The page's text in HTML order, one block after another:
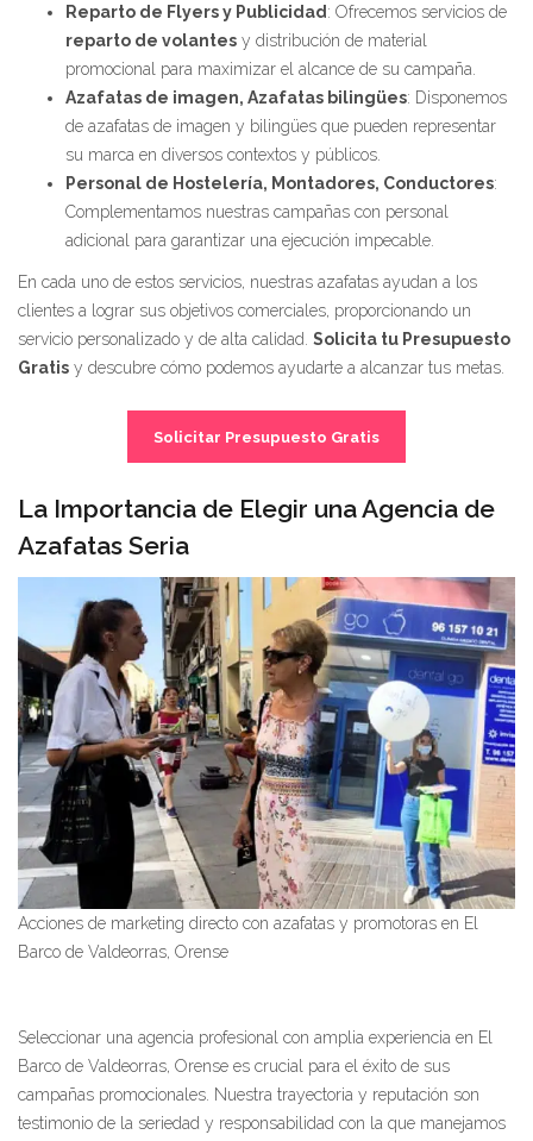
Reparto de Flyers y Publicidad : Ofrecemos servicios de
reparto de volantes y distribución de material
promocional para maximizar el alcance de su campaña.
Azafatas de imagen, Azafatas bilingües: Disponemos
de azafatas de imagen y bilingües que pueden representar
su marca en diversos contextos y públicos.
Personal de Hostelería, Montadores, Conductores:
Complementamos nuestras campañas con personal
adicional para garantizar una ejecución impecable.
En cada uno de estos servicios, nuestras azafatas ayudan a los
clientes a lograr sus objetivos comerciales, proporcionando un
servicio personalizado y de alta calidad. Solicita tu Presupuesto
Gratis y descubre cómo podemos ayudarte a alcanzar tus metas.
Solicitar Presupuesto Gratis
La Importancia de Elegir una Agencia de
Azafatas Seria
Acciones de marketing directo con azafatas y promotoras en El
Barco de Valdeorras, Orense
Seleccionar una agencia profesional con amplia experiencia en El
Barco de Valdeorras, Orense es crucial para el éxito de sus
campañas promocionales. Nuestra trayectoria y reputación son
testimonio de la seriedad y responsabilidad con la que manejamos